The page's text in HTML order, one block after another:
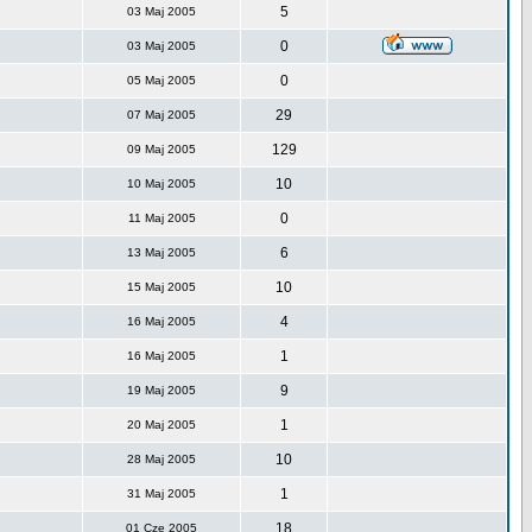
03 Maj 2005 5
03 Maj 2005 0
05 Maj 2005 0
07 Maj 2005 29
09 Maj 2005 129
10 Maj 2005 10
11 Maj 2005 0
13 Maj 2005 6
15 Maj 2005 10
16 Maj 2005 4
16 Maj 2005 1
19 Maj 2005 9
20 Maj 2005 1
28 Maj 2005 10
31 Maj 2005 1
01 Cze 2005 18